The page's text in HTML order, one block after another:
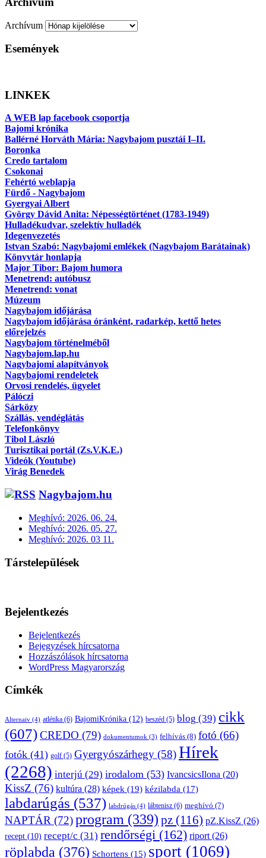
Archívum
Események
LINKEK
A WEB lap facebook csoportja
Bajomi krónika
Ballérné Horváth Mária: Nagybajom pusztái I–II.
Boronka
Credo tartalom
Csokonai
Fehértó weblapja
Fürdő - Nagybajom
Gyergyai Albert
György Dávid Anita: Népességtörténet (1783-1949)
Hulladékudvar, szelektív hulladék
Idegenvezetés
Istvan Szabó: Nagybajomi emlékek (Nagybajom Barátainak)
Könyvtár honlapja
Major Tibor: Bajom humora
Menetrend: autóbusz
Menetrend: vonat
Múzeum
Nagybajom időjárása
Nagybajom időjárása óránként, radarkép, kettő hetes
előrejelzés
Nagybajom történelméből
Nagybajom.lap.hu
Nagybajomi alapítványok
Nagybajomi rendeletek
Orvosi rendelés, ügyelet
Pálóczi
Sárközy
Szállás, vendéglátás
Telefonkönyv
Tibol László
Turisztikai portál (Zs.V.K.E.)
Videók (Youtube)
Virág Benedek
Nagybajom.hu
Meghívó: 2026. 06. 24.
Meghívó: 2026. 05. 27.
Meghívó: 2026. 03 11.
Társtelepülések
Bejelentkezés
Bejelentkezés
Bejegyzések hírcsatorna
Hozzászólások hírcsatorna
WordPress Magyarország
Címkék
Alternaiv (4) atlétika (6) BajomiKrónika (12) beszéd (5) blog (39) cikk
(607)CREDO (79) dokumentumok (3) felhívás (8) fotó (66)
fotók (41) golf (5) Gyergyószárhegy (58)Hírek
(2268) interjú (29) irodalom (53) IvancsicsIlona (20)
KissZ (76) kultúra (28) képek (19) kézilabda (17)
labdarúgás (537) labdrúgás (4) lábtenisz (6) meghívó (7)
NAPTÁR (72)program (339) pz (116) pZ.KissZ (26)
recept (10) recept/c (31) rendőrségi (162) riport(26)
röplabda (376) Schortens (15) sport (1069)